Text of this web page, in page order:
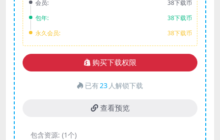
会员:
38下载币
包年:
38下载币
永久会员:
38下载币
购买下载权限
已有23 人解锁下载
查看预览
包含资源: (1个)